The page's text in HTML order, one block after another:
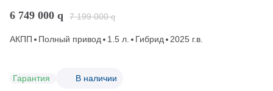
6 749 000 q 7 199 000 q
АКПП Полный привод 1.5 л. Гибрид 2025 г.в.
Гарантия В наличии